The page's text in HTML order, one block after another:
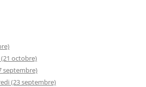
octobre)
septembre)
(23 septembre)